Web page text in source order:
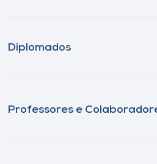
Diplomados
Professores e